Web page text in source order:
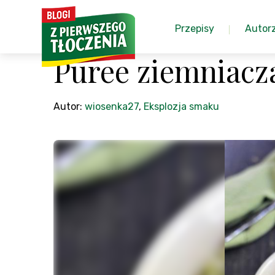
Przepisy
Puree
Autor: wiosenka27, Eksplozja smaku